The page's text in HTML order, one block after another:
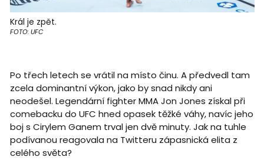
Král je zpět.
FOTO: UFC
Po třech letech se vrátil na místo činu. A předvedl tam
zcela dominantní výkon, jako by snad nikdy ani
neodešel. Legendární fighter MMA Jon Jones získal při
comebacku do UFC hned opasek těžké váhy, navíc jeho
boj s Cirylem Ganem trval jen dvě minuty. Jak na tuhle
podívanou reagovala na Twitteru zápasnická elita z
celého světa?